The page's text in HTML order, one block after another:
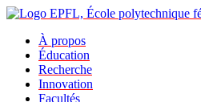
À propos
Éducation
Recherche
Innovation
Facultés